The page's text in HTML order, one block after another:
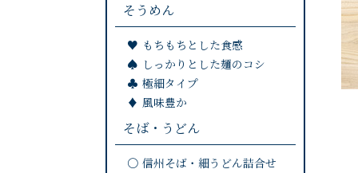
そうめん
もちもちとした食感
しっかりとした麺のコシ
極細タイプ
風味豊か
そば・うどん
信州そば・細うどん詰合せ